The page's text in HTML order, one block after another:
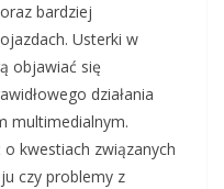
bardziej
Usterki w
objawiać się
działania
multimedialnym.
kwestiach związanych
czy problemy z